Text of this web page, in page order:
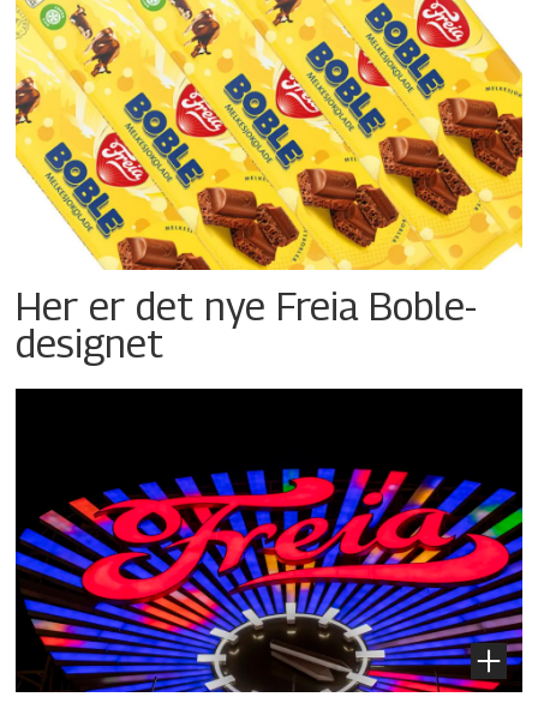
Her er det nye Freia Boble-
designet